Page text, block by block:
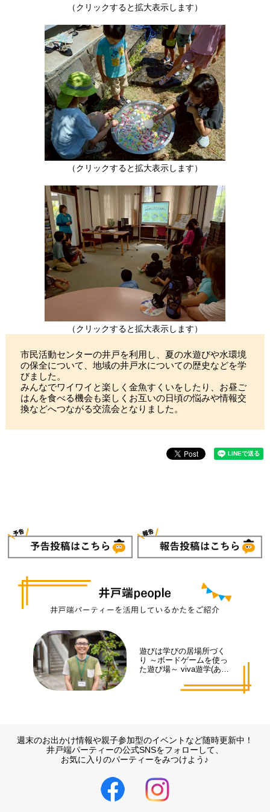
（クリックすると拡大表示します）
（クリックすると拡大表示します）
（クリックすると拡大表示します）
市民活動センターの井戸を利用し、夏の水遊びや水環境
の保全について、地域の井戸水についての歴史などを学
びました。
みんなでワイワイと楽しく金魚すくいをしたり、お昼ご
はんを食べる機会も楽しくお互いの日頃の悩みや情報交
換などへつながる交流会となりました。
遊びは学びの居場所づく
り ～ボードゲームを使っ
た遊び場～ viva遊学(あそ
週末のお出かけ情報や親子参加型のイベントなど随時更新中！
井戸端パーティーの公式SNSをフォローして、
お気に入りのパーティーをみつけよう♪